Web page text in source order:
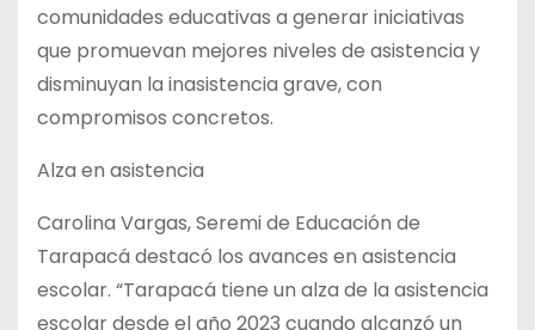
comunidades educativas a generar iniciativas
que promuevan mejores niveles de asistencia y
disminuyan la inasistencia grave, con
compromisos concretos.
Alza en asistencia
Carolina Vargas, Seremi de Educación de
Tarapacá destacó los avances en asistencia
escolar. “Tarapacá tiene un alza de la asistencia
escolar desde el año 2023 cuando alcanzó un